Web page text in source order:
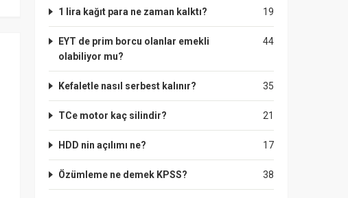
19
1 lira kağıt para ne zaman kalktı?
44
EYT de prim borcu olanlar emekli
olabiliyor mu?
35
Kefaletle nasıl serbest kalınır?
21
TCe motor kaç silindir?
17
HDD nin açılımı ne?
38
Özümleme ne demek KPSS?